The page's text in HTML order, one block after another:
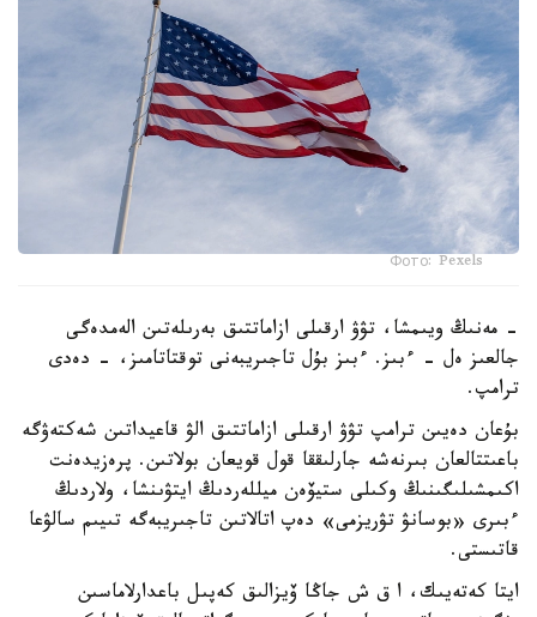
Фото: Pexels
- مەنىڭ ويىمشا، تۋۋ ارقىلى ازاماتتىق بەرىلەتىن الەمدەگى
جالعىز ەل - ءبىز. ءبىز بۇل تاجىريبەنى توقتاتامىز، - دەدى
ترامپ.
بۇعان دەيىن ترامپ تۋۋ ارقىلى ازاماتتىق الۋ قاعيداتىن شەكتەۋگە
باعىتتالعان بىرنەشە جارلىققا قول قويعان بولاتىن. پرەزيدەنت
اكىمشىلىگىنىڭ وكىلى ستيۆەن ميللەردىڭ ايتۋىنشا، ولاردىڭ
ءبىرى «بوسانۋ تۋريزمى» دەپ اتالاتىن تاجىريبەگە تىيىم سالۋعا
قاتىستى.
ايتا كەتەيىك، ا ق ش جاڭا ۆيزالىق كەپىل باعدارلاماسىن